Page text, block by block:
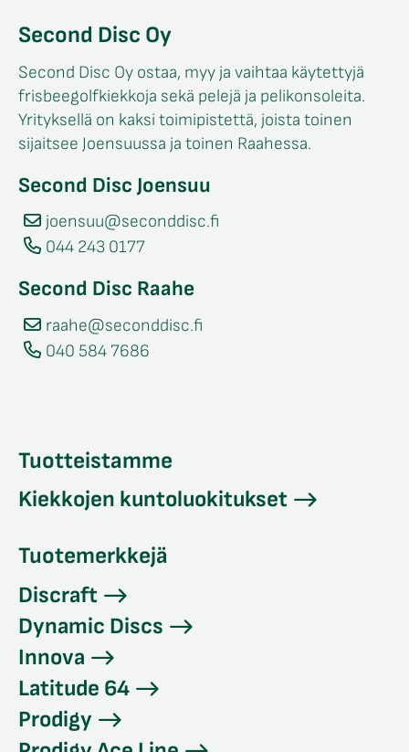
Second Disc Oy
Second Disc Oy ostaa, myy ja vaihtaa käytettyjä
frisbeegolfkiekkoja sekä pelejä ja pelikonsoleita.
Yrityksellä on kaksi toimipistettä, joista toinen
sijaitsee Joensuussa ja toinen Raahessa.
Second Disc Joensuu
joensuu@seconddisc.fi
044 243 0177
Second Disc Raahe
raahe@seconddisc.fi
040 584 7686
Tuotteistamme
Kiekkojen kuntoluokitukset
Tuotemerkkejä
Discraft
Dynamic Discs
Innova
Latitude 64
Prodigy